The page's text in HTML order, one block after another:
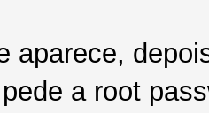
aparece,
a root